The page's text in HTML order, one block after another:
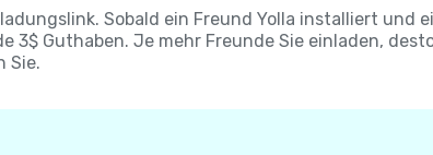
Sobald ein Freund Yolla installiert und
3$ Guthaben. Je mehr Freunde Sie einladen,
Sie.